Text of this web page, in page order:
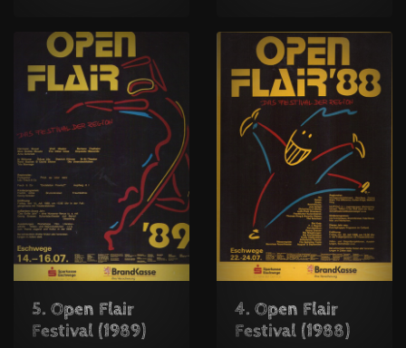
5. Open Flair
Festival (1989)
4. Open Flair
Festival (1988)